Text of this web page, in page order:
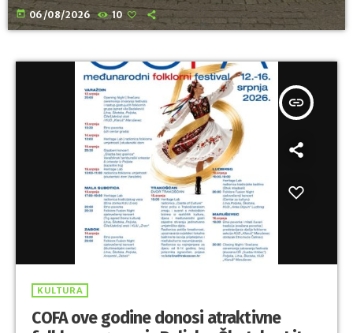
today 06/08/2026 10
insert_link
KULTURA
COFA ove godine donosi atraktivne